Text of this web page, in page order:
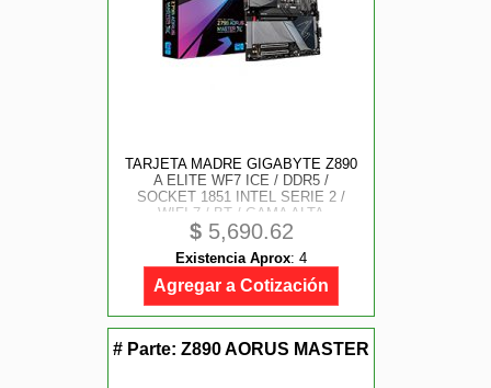
TARJETA MADRE GIGABYTE Z890
A ELITE WF7 ICE / DDR5 /
SOCKET 1851 INTEL SERIE 2 /
WIFI 7 / BT / GAMA ALTA
$5,690.62
Existencia Aprox: 4
Agregar a Cotización
# Parte: Z890 AORUS MASTER